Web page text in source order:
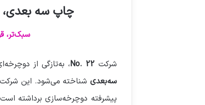
چاپ سه بعدی،
سبک‌تر،
شرکت No. 22، به‌تازگی از
سه‌بعدی شناخته می‌شود. این شرکت
پیشرفته دوچرخه‌سازی برداشته